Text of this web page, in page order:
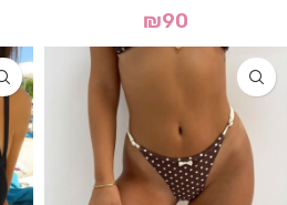
₪90